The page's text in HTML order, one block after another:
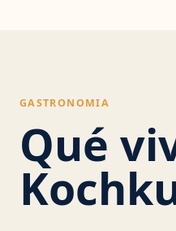
GASTRONOMIA
Qué